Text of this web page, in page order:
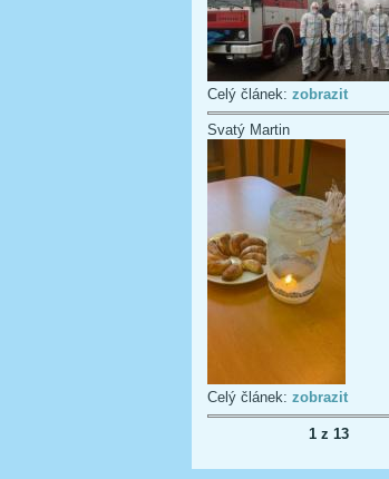
Celý článek: zobrazit
Svatý Martin
Celý článek: zobrazit
1 z 13